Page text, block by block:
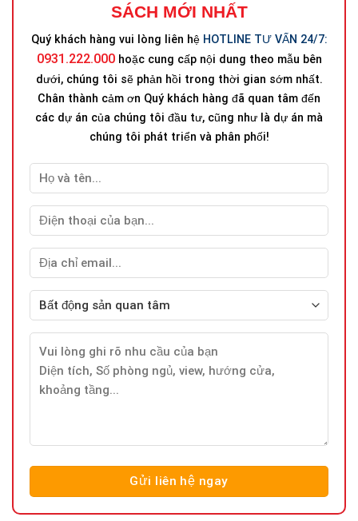
SÁCH MỚI NHẤT
Quý khách hàng vui lòng liên hệ HOTLINE TƯ VẤN 24/7:
0931.222.000hoặc cung cấp nội dung theo mẫu bên
dưới, chúng tôi sẽ phản hồi trong thời gian sớm nhất.
Chân thành cảm ơn Quý khách hàng đã quan tâm đến
các dự án của chúng tôi đầu tư, cũng như là dự án mà
chúng tôi phát triển và phân phối!